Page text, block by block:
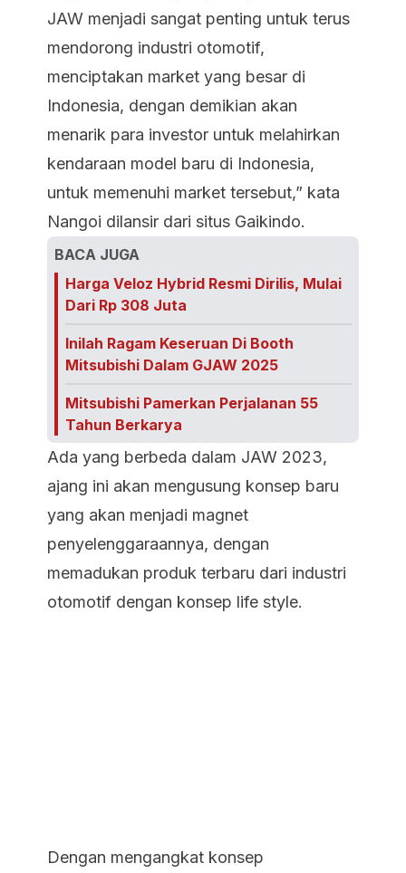
JAW menjadi sangat penting untuk terus
mendorong industri otomotif,
menciptakan market yang besar di
Indonesia, dengan demikian akan
menarik para investor untuk melahirkan
kendaraan model baru di Indonesia,
untuk memenuhi market tersebut,” kata
Nangoi dilansir dari situs Gaikindo.
BACA JUGA
Harga Veloz Hybrid Resmi Dirilis, Mulai
Dari Rp 308 Juta
Inilah Ragam Keseruan Di Booth
Mitsubishi Dalam GJAW 2025
Mitsubishi Pamerkan Perjalanan 55
Tahun Berkarya
Ada yang berbeda dalam JAW 2023,
ajang ini akan mengusung konsep baru
yang akan menjadi magnet
penyelenggaraannya, dengan
memadukan produk terbaru dari industri
otomotif dengan konsep life style.
Dengan mengangkat konsep